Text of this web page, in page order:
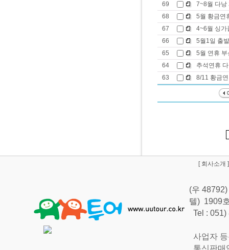
69
7~8월 다낭
68
5월 황금연
67
4~6월 싱가
66
5월1일 출
65
5월 연휴
64
추석연휴
63
8/11 황금
[ 회사소개
(우
텔) 1909
Tel :
사업자
통신판매